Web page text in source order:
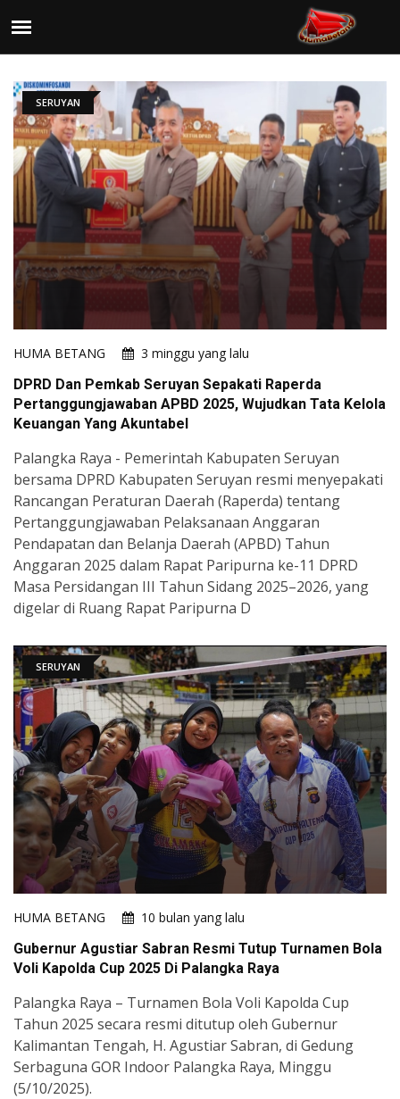
SERUYAN
HUMA BETANG
3 minggu yang lalu
DPRD Dan Pemkab Seruyan Sepakati Raperda
Pertanggungjawaban APBD 2025, Wujudkan Tata Kelola
Keuangan Yang Akuntabel
Palangka Raya - Pemerintah Kabupaten Seruyan
bersama DPRD Kabupaten Seruyan resmi menyepakati
Rancangan Peraturan Daerah (Raperda) tentang
Pertanggungjawaban Pelaksanaan Anggaran
Pendapatan dan Belanja Daerah (APBD) Tahun
Anggaran 2025 dalam Rapat Paripurna ke-11 DPRD
Masa Persidangan III Tahun Sidang 2025–2026, yang
digelar di Ruang Rapat Paripurna D
SERUYAN
HUMA BETANG
10 bulan yang lalu
Gubernur Agustiar Sabran Resmi Tutup Turnamen Bola
Voli Kapolda Cup 2025 Di Palangka Raya
​​​​​Palangka Raya – Turnamen Bola Voli Kapolda Cup
Tahun 2025 secara resmi ditutup oleh Gubernur
Kalimantan Tengah, H. Agustiar Sabran, di Gedung
Serbaguna GOR Indoor Palangka Raya, Minggu
(5/10/2025).